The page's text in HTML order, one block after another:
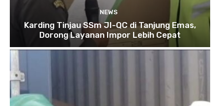
NEWS
Karding Tinjau SSm JI-QC di Tanjung Emas,
Dorong Layanan Impor Lebih Cepat